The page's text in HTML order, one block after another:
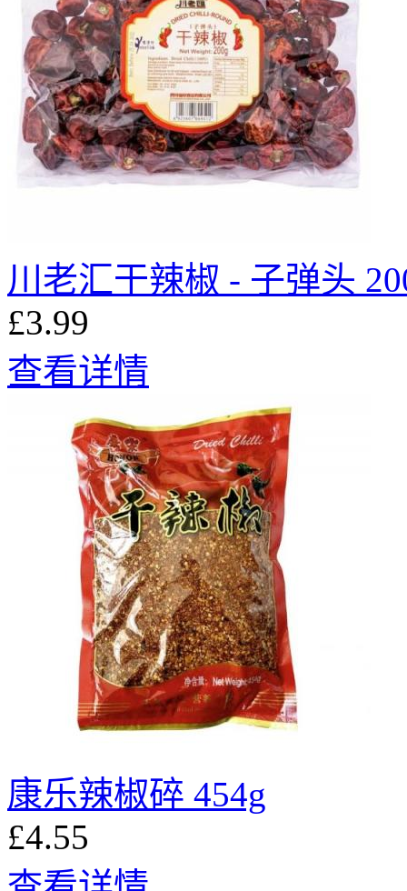
川老汇干辣椒 - 子弹头
£3.99
查看详情
康乐辣椒碎 454g
£4.55